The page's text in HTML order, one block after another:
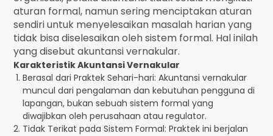
aturan formal, namun sering menciptakan aturan
sendiri untuk menyelesaikan masalah harian yang
tidak bisa diselesaikan oleh sistem formal. Hal inilah
yang disebut akuntansi vernakular.
Karakteristik Akuntansi Vernakular
Berasal dari Praktek Sehari-hari: Akuntansi vernakular
muncul dari pengalaman dan kebutuhan pengguna di
lapangan, bukan sebuah sistem formal yang
diwajibkan oleh perusahaan atau regulator.
Tidak Terikat pada Sistem Formal: Praktek ini berjalan